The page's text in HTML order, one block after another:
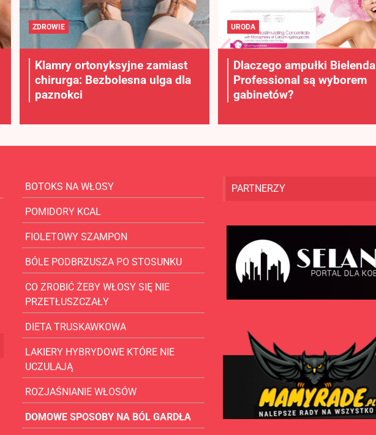
ZDROWIE
Klamry ortonyksyjne zamiast
chirurga: Bezbolesna ulga dla
paznokci
URODA
Dlaczego ampułki Bielenda
Professional są wyborem
gabinetów?
BOTOKS NA WŁOSY
POMIDORY KCAL
FIOLETOWY SZAMPON
BÓLE PODBRZUSZA PO STOSUNKU
CO ZROBIĆ ŻEBY WŁOSY SIĘ NIE
PRZETŁUSZCZAŁY
DIETA TRUSKAWKOWA
LAKIERY HYBRYDOWE KTÓRE NIE
UCZULAJĄ
ROZJAŚNIANIE WŁOSÓW
DOMOWE SPOSOBY NA BÓL GARDŁA
PARTNERZY